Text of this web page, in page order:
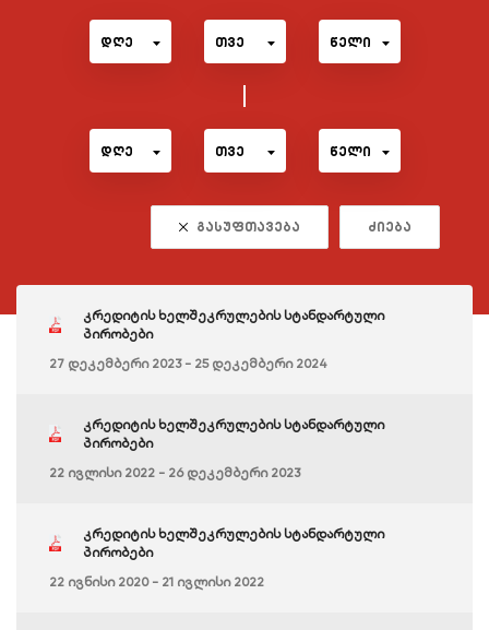
დღე თვე წელი
დღე თვე წელი
გასუფთავება ძიება
კრედიტის ხელშეკრულების სტანდარტული
პირობები
27 დეკემბერი 2023 - 25 დეკემბერი 2024
კრედიტის ხელშეკრულების სტანდარტული
პირობები
22 ივლისი 2022 - 26 დეკემბერი 2023
კრედიტის ხელშეკრულების სტანდარტული
პირობები
22 ივნისი 2020 - 21 ივლისი 2022